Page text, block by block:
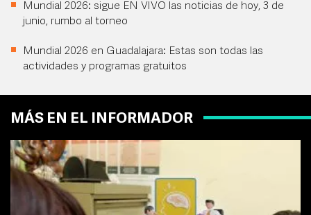
Mundial 2026: sigue EN VIVO las noticias de hoy, 3 de
junio, rumbo al torneo
Mundial 2026 en Guadalajara: Estas son todas las
actividades y programas gratuitos
MÁS EN EL INFORMADOR